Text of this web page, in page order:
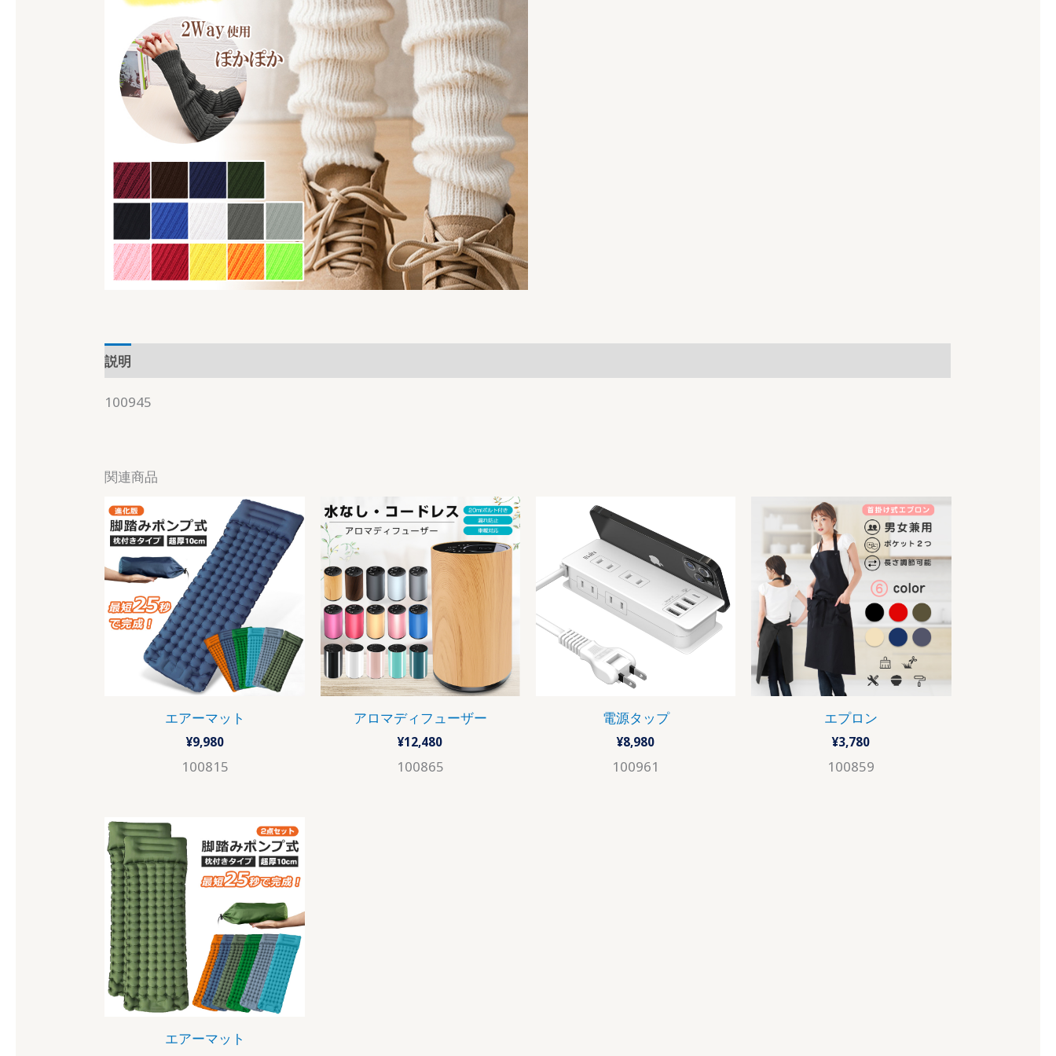
説明
100945
関連商品
エアーマット
¥9,980
100815
アロマディフューザー
¥12,480
100865
電源タップ
¥8,980
100961
エプロン
¥3,780
100859
エアーマット